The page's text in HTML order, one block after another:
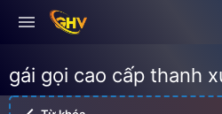
gái gọi cao cấp thanh